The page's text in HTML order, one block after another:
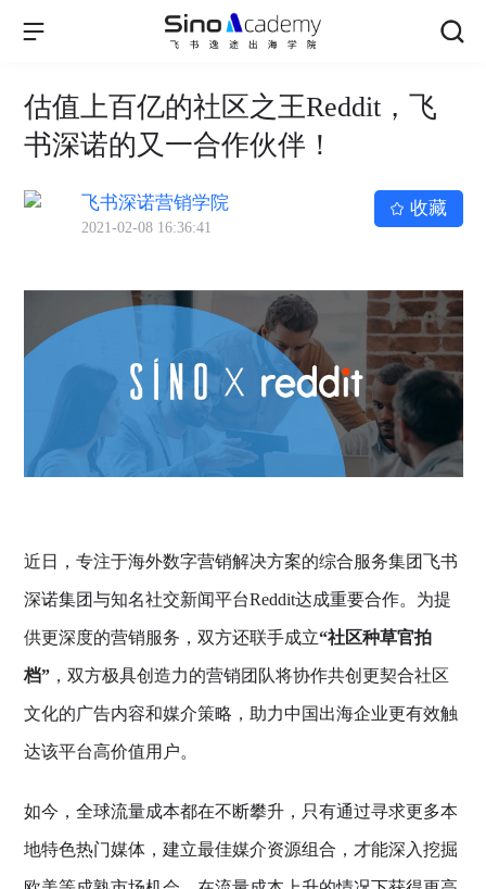
估值上百亿的社区之王Reddit，飞
书深诺的又一合作伙伴！
飞书深诺营销学院
2021-02-08 16:36:41
收藏
近日，专注于海外数字营销解决方案的综合服务集团飞书
深诺集团与知名社交新闻平台Reddit达成重要合作。为提
供更深度的营销服务，双方还联手成立“社区种草官拍
档”，双方极具创造力的营销团队将协作共创更契合社区
文化的广告内容和媒介策略，助力中国出海企业更有效触
达该平台高价值用户。
如今，全球流量成本都在不断攀升，只有通过寻求更多本
地特色热门媒体，建立最佳媒介资源组合，才能深入挖掘